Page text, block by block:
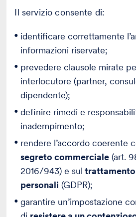
Il servizio consente di:
identificare correttamente
informazioni riservate;
prevedere clausole mirate
interlocutore (partner,
dipendente);
definire rimedi e
inadempimento;
rendere l’accordo coerente
segreto commerciale (art.
2016/943) e sul
personali (GDPR);
garantire un’impostazione